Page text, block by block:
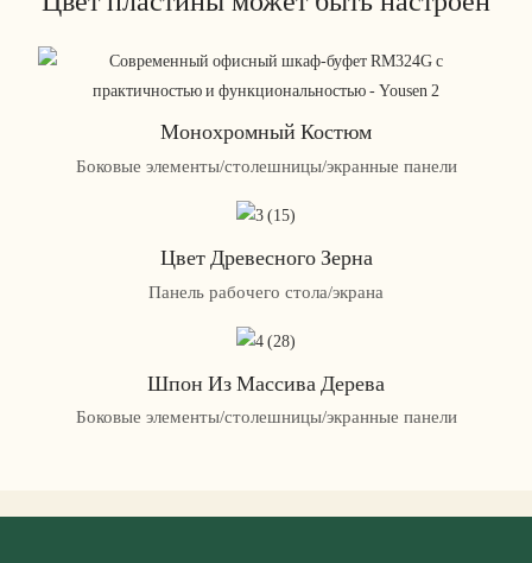
Монохромный Костюм
Боковые элементы/столешницы/экранные панели
Цвет Древесного Зерна
Панель рабочего стола/экрана
Шпон Из Массива Дерева
Боковые элементы/столешницы/экранные панели